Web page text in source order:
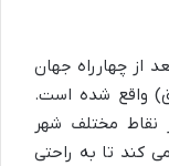
از چهارراه جهان
واقع شده است.
نقاط مختلف شهر
کند تا به راحتی